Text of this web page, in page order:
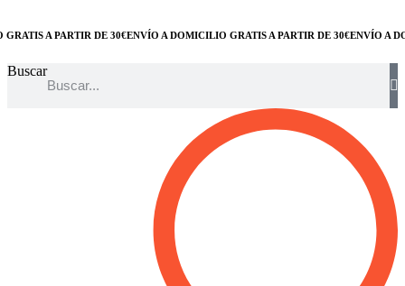
A PARTIR DE 30€ENVÍO A DOMICILIO GRATIS A PARTIR DE 30€ENVÍO A
Buscar